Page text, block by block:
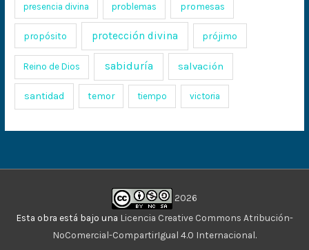
presencia divina problemas promesas
propósito protección divina prójimo
Reino de Dios sabiduría salvación
santidad temor tiempo victoria
2026
Esta obra está bajo una Licencia Creative Commons Atribución-
NoComercial-CompartirIgual 4.0 Internacional.